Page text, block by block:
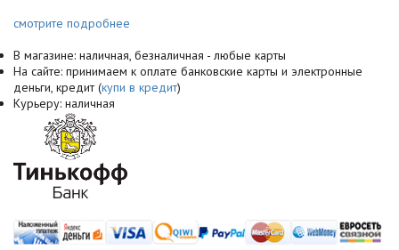
смотрите подробнее
В магазине: наличная, безналичная - любые карты
На сайте: принимаем к оплате банковские карты и электронные
деньги, кредит (купи в кредит)
Курьеру: наличная